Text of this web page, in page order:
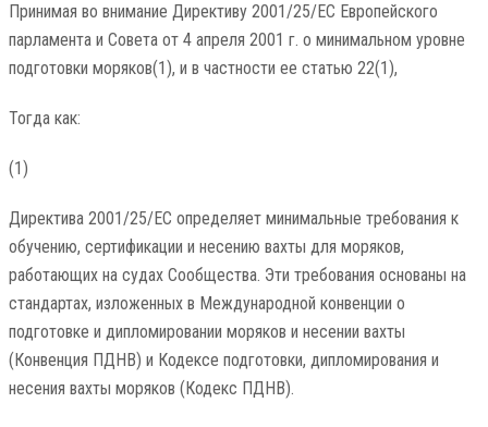
Принимая во внимание Директиву 2001/25/EC Европейского
парламента и Совета от 4 апреля 2001 г. о минимальном уровне
подготовки моряков(1), и в частности ее статью 22(1),
Тогда как:
(1)
Директива 2001/25/EC определяет минимальные требования к
обучению, сертификации и несению вахты для моряков,
работающих на судах Сообщества. Эти требования основаны на
стандартах, изложенных в Международной конвенции о
подготовке и дипломировании моряков и несении вахты
(Конвенция ПДНВ) и Кодексе подготовки, дипломирования и
несения вахты моряков (Кодекс ПДНВ).